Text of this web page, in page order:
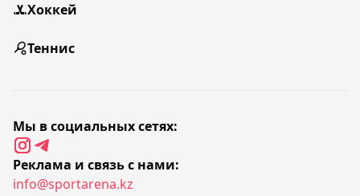
Хоккей
Теннис
Мы в социальных сетях:
Реклама и связь с нами:
info@sportarena.kz